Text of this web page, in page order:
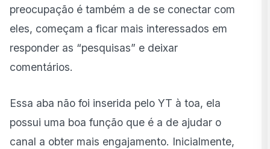
preocupação é também a de se conectar com
eles, começam a ficar mais interessados em
responder as “pesquisas” e deixar
comentários.
Essa aba não foi inserida pelo YT à toa, ela
possui uma boa função que é a de ajudar o
canal a obter mais engajamento. Inicialmente,